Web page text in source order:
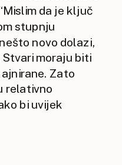
da je ključ
stupnju
novo dolazi,
moraju biti
Zato
relativno
bi uvijek